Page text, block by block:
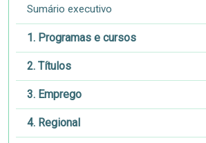
Sumário executivo
1. Programas e cursos
2. Títulos
3. Emprego
4. Regional